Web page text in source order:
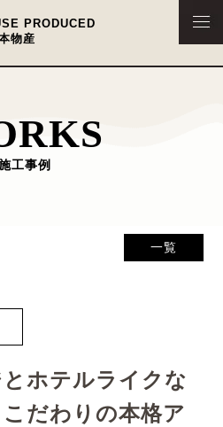
PRODUCED
物産
工事例
一覧
ホテルライクな
だわりの本格ア